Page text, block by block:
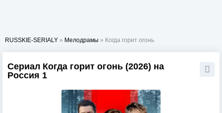
RUSSKIE-SERIALY » Мелодрамы » Когда горит огонь
Сериал Когда горит огонь (2026) на
Россия 1